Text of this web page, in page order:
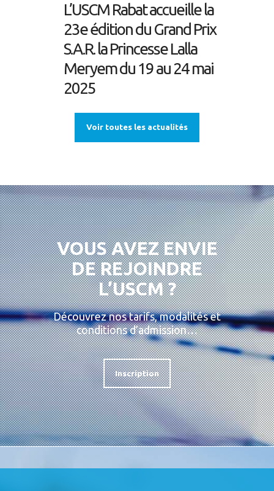
L’USCM Rabat accueille la
23e édition du Grand Prix
S.A.R. la Princesse Lalla
Meryem du 19 au 24 mai
2025
Voir toutes les actualités
VOUS AVEZ ENVIE
DE REJOINDRE
L’USCM ?
Découvrez nos tarifs, modalités et
conditions d’admission…
Inscription